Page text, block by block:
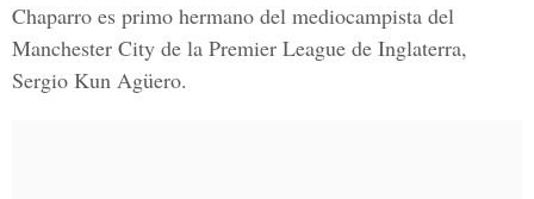
Chaparro es primo hermano del mediocampista del
Manchester City de la Premier League de Inglaterra,
Sergio Kun Agüero.